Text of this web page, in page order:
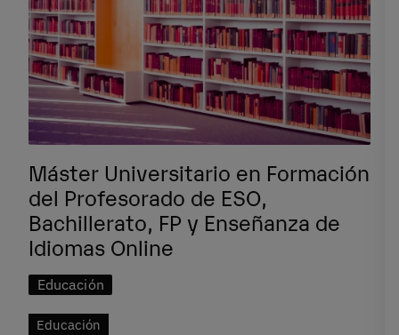
Máster Universitario en Formación
del Profesorado de ESO,
Bachillerato, FP y Enseñanza de
Idiomas Online
Educación
Educación